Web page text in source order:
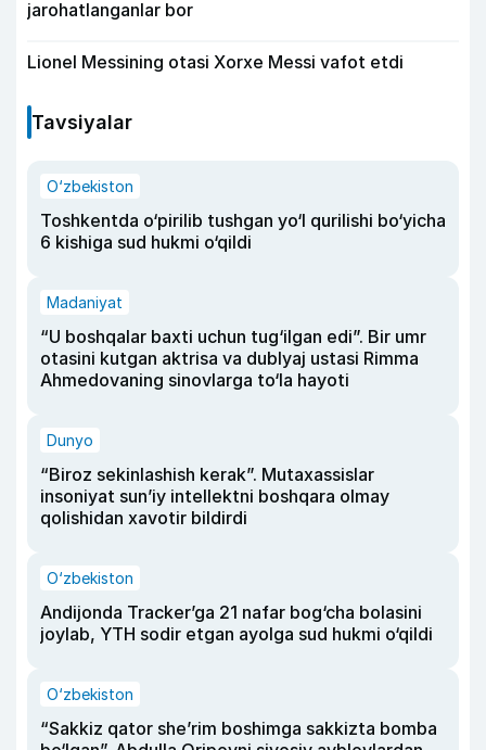
jarohatlanganlar bor
Lionel Messining otasi Xorxe Messi vafot etdi
Tavsiyalar
O‘zbekiston
Toshkentda o‘pirilib tushgan yo‘l qurilishi bo‘yicha
6 kishiga sud hukmi o‘qildi
Madaniyat
“U boshqalar baxti uchun tug‘ilgan edi”. Bir umr
otasini kutgan aktrisa va dublyaj ustasi Rimma
Ahmedovaning sinovlarga to‘la hayoti
Dunyo
“Biroz sekinlashish kerak”. Mutaxassislar
insoniyat sun’iy intellektni boshqara olmay
qolishidan xavotir bildirdi
O‘zbekiston
Andijonda Tracker’ga 21 nafar bog‘cha bolasini
joylab, YTH sodir etgan ayolga sud hukmi o‘qildi
O‘zbekiston
“Sakkiz qator she’rim boshimga sakkizta bomba